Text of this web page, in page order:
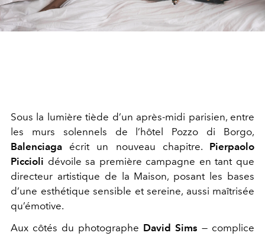
Sous la lumière tiède d’un après-midi parisien, entre
les murs solennels de l’hôtel Pozzo di Borgo,
Balenciaga écrit un nouveau chapitre. Pierpaolo
Piccioli dévoile sa première campagne en tant que
directeur artistique de la Maison, posant
les bases
d’une esthétique sensible et sereine, aussi maîtrisée
qu’émotive.
Aux côtés du photographe David Sims — complice